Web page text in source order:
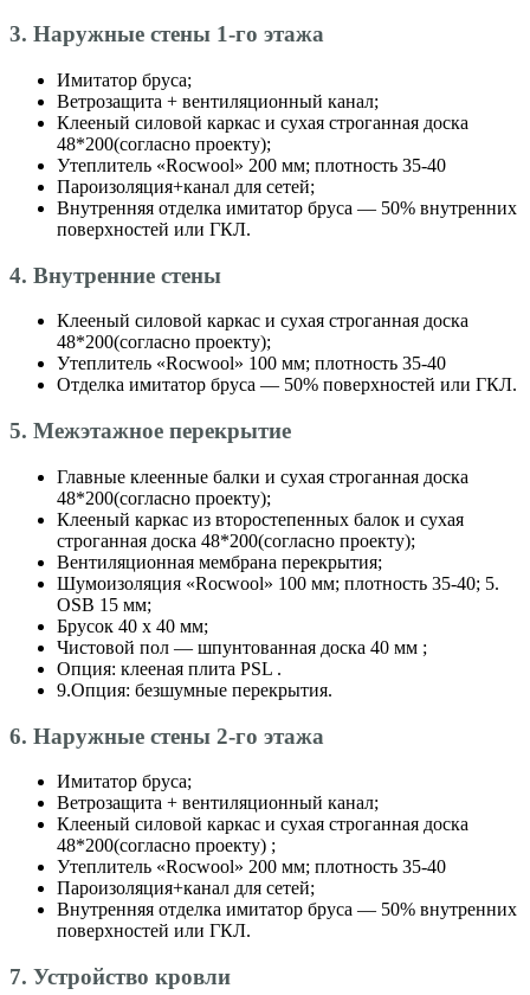
3. Наружные стены 1-го этажа
Имитатор бруса;
Ветрозащита + вентиляционный канал;
Клееный силовой каркас и сухая строганная доска
48*200(согласно проекту);
Утеплитель «Roсwool» 200 мм; плотность 35-40
Пароизоляция+канал для сетей;
Внутренняя отделка имитатор бруса — 50% внутренних
поверхностей или ГКЛ.
4. Внутренние стены
Клееный силовой каркас и сухая строганная доска
48*200(согласно проекту);
Утеплитель «Roсwool» 100 мм; плотность 35-40
Отделка имитатор бруса — 50% поверхностей или ГКЛ.
5. Межэтажное перекрытие
Главные клеенные балки и сухая строганная доска
48*200(согласно проекту);
Клееный каркас из второстепенных балок и сухая
строганная доска 48*200(согласно проекту);
Вентиляционная мембрана перекрытия;
Шумоизоляция «Roсwool» 100 мм; плотность 35-40; 5.
OSB 15 мм;
Брусок 40 х 40 мм;
Чистовой пол — шпунтованная доска 40 мм ;
Опция: клееная плита PSL .
9.Опция: безшумные перекрытия.
6. Наружные стены 2-го этажа
Имитатор бруса;
Ветрозащита + вентиляционный канал;
Клееный силовой каркас и сухая строганная доска
48*200(согласно проекту) ;
Утеплитель «Roсwool» 200 мм; плотность 35-40
Пароизоляция+канал для сетей;
Внутренняя отделка имитатор бруса — 50% внутренних
поверхностей или ГКЛ.
7. Устройство кровли